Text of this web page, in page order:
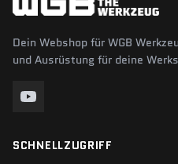
Dein Webshop für WGB
und Ausrüstung für deine
SCHNELLZUGRIFF